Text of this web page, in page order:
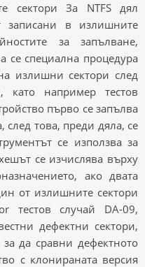
сектори За NTFS дял
записани в излишните
за запълване,
се специална процедура
излишни сектори след
като например тестов
първо се запълва
след това, преди дяла, се
се използва за
се изчислява върху
ако двата
от излишните сектори
случай DA-09,
дефектни сектори,
да сравни дефектното
с клонираната версия